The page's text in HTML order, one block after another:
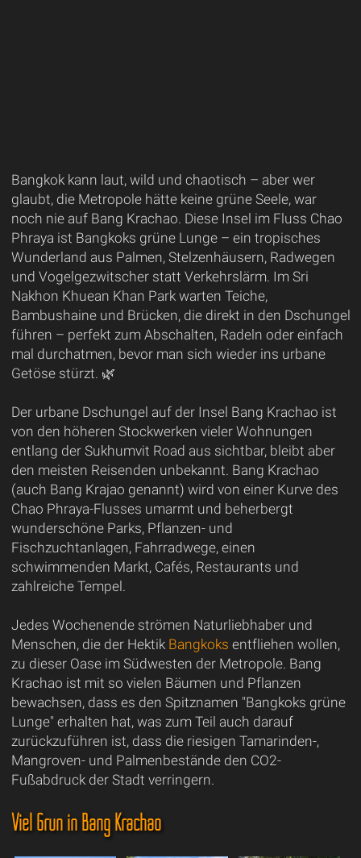
Bangkok kann laut, wild und chaotisch – aber wer
glaubt, die Metropole hätte keine grüne Seele, war
noch nie auf Bang Krachao. Diese Insel im Fluss Chao
Phraya ist Bangkoks grüne Lunge – ein tropisches
Wunderland aus Palmen, Stelzenhäusern, Radwegen
und Vogelgezwitscher statt Verkehrslärm. Im Sri
Nakhon Khuean Khan Park warten Teiche,
Bambushaine und Brücken, die direkt in den Dschungel
führen – perfekt zum Abschalten, Radeln oder einfach
mal durchatmen, bevor man sich wieder ins urbane
Getöse stürzt. 🌿
Der urbane Dschungel auf der Insel Bang Krachao ist
von den höheren Stockwerken vieler Wohnungen
entlang der Sukhumvit Road aus sichtbar, bleibt aber
den meisten Reisenden unbekannt. Bang Krachao
(auch Bang Krajao genannt) wird von einer Kurve des
Chao Phraya-Flusses umarmt und beherbergt
wunderschöne Parks, Pflanzen- und
Fischzuchtanlagen, Fahrradwege, einen
schwimmenden Markt, Cafés, Restaurants und
zahlreiche Tempel.
Jedes Wochenende strömen Naturliebhaber und
Menschen, die der Hektik Bangkoks entfliehen wollen,
zu dieser Oase im Südwesten der Metropole. Bang
Krachao ist mit so vielen Bäumen und Pflanzen
bewachsen, dass es den Spitznamen "Bangkoks grüne
Lunge" erhalten hat, was zum Teil auch darauf
zurückzuführen ist, dass die riesigen Tamarinden-,
Mangroven- und Palmenbestände den CO2-
Fußabdruck der Stadt verringern.
Viel Grün in Bang Krachao